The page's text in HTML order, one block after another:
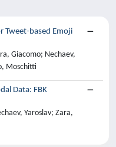
Tweet-based Emoji
Giacomo; Nechaev,
Moschitti
Data: FBK
Yaroslav; Zara,